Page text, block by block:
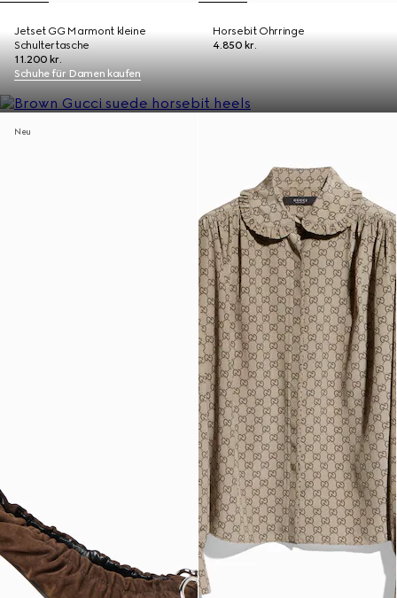
Jetset GG Marmont kleine
Schultertasche
11.200 kr.
Horsebit Ohrringe
4.850 kr.
Schuhe für Damen kaufen
Neu